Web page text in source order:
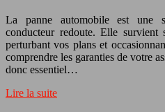
La panne automobile est une
conducteur redoute. Elle survient
perturbant vos plans et
comprendre les garanties de votre
donc essentiel…
Lire la suite